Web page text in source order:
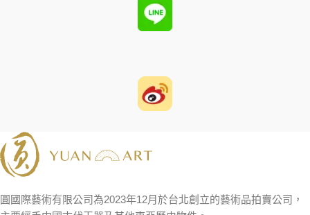
圓國際藝術有限公司為2023年12月於台北創立的藝術品拍賣公司，